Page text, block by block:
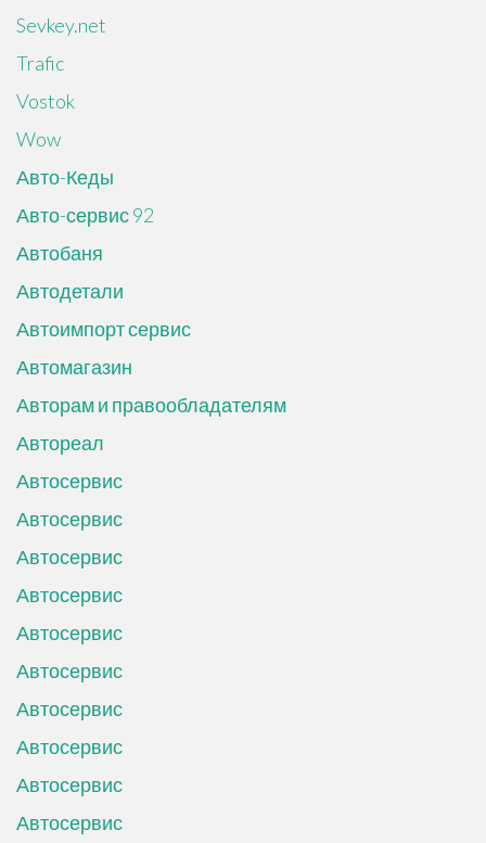
Sevkey.net
Trafic
Vostok
Wow
Авто-Кеды
Авто-сервис 92
Автобаня
Автодетали
Автоимпорт сервис
Автомагазин
Авторам и правообладателям
Автореал
Автосервис
Автосервис
Автосервис
Автосервис
Автосервис
Автосервис
Автосервис
Автосервис
Автосервис
Автосервис